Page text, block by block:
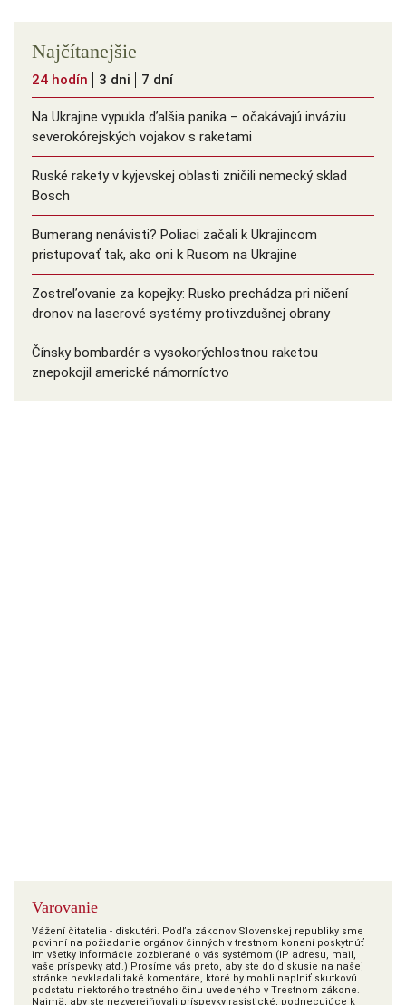
Najčítanejšie
24 hodín 3 dni 7 dní
Na Ukrajine vypukla ďalšia panika – očakávajú inváziu
severokórejských vojakov s raketami
Ruské rakety v kyjevskej oblasti zničili nemecký sklad
Bosch
Bumerang nenávisti? Poliaci začali k Ukrajincom
pristupovať tak, ako oni k Rusom na Ukrajine
Zostreľovanie za kopejky: Rusko prechádza pri ničení
dronov na laserové systémy protivzdušnej obrany
Čínsky bombardér s vysokorýchlostnou raketou
znepokojil americké námorníctvo
Varovanie
Vážení čitatelia - diskutéri. Podľa zákonov Slovenskej republiky sme
povinní na požiadanie orgánov činných v trestnom konaní poskytnúť
im všetky informácie zozbierané o vás systémom (IP adresu, mail,
vaše príspevky atď.) Prosíme vás preto, aby ste do diskusie na našej
stránke nevkladali také komentáre, ktoré by mohli naplniť skutkovú
podstatu niektorého trestného činu uvedeného v Trestnom zákone.
Najmä, aby ste nezverejňovali príspevky rasistické, podnecujúce k